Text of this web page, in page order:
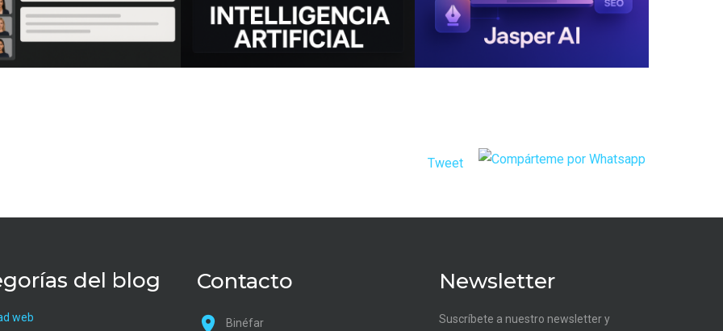
Tweet
del blog
web
Contacto
Binéfar
Newsletter
Suscríbete a nuestro newsletter y